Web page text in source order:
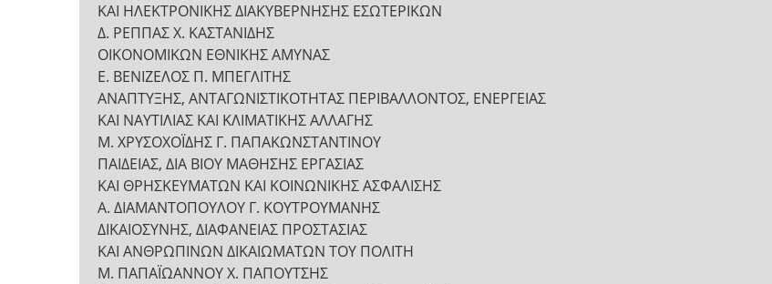
ΚΑΙ ΗΛΕΚΤΡΟΝΙΚΗΣ ΔΙΑΚΥΒΕΡΝΗΣΗΣ ΕΣΩΤΕΡΙΚΩΝ
Δ. ΡΕΠΠΑΣ Χ. ΚΑΣΤΑΝΙΔΗΣ
ΟΙΚΟΝΟΜΙΚΩΝ ΕΘΝΙΚΗΣ ΑΜΥΝΑΣ
Ε. ΒΕΝΙΖΕΛΟΣ Π. ΜΠΕΓΛΙΤΗΣ
ΑΝΑΠΤΥΞΗΣ, ΑΝΤΑΓΩΝΙΣΤΙΚΟΤΗΤΑΣ ΠΕΡΙΒΑΛΛΟΝΤΟΣ, ΕΝΕΡΓΕΙΑΣ
ΚΑΙ ΝΑΥΤΙΛΙΑΣ ΚΑΙ ΚΛΙΜΑΤΙΚΗΣ ΑΛΛΑΓΗΣ
Μ. ΧΡΥΣΟΧΟΪΔΗΣ Γ. ΠΑΠΑΚΩΝΣΤΑΝΤΙΝΟΥ
ΠΑΙΔΕΙΑΣ, ΔΙΑ ΒΙΟΥ ΜΑΘΗΣΗΣ ΕΡΓΑΣΙΑΣ
ΚΑΙ ΘΡΗΣΚΕΥΜΑΤΩΝ ΚΑΙ ΚΟΙΝΩΝΙΚΗΣ ΑΣΦΑΛΙΣΗΣ
Α. ΔΙΑΜΑΝΤΟΠΟΥΛΟΥ Γ. ΚΟΥΤΡΟΥΜΑΝΗΣ
ΔΙΚΑΙΟΣΥΝΗΣ, ΔΙΑΦΑΝΕΙΑΣ ΠΡΟΣΤΑΣΙΑΣ
ΚΑΙ ΑΝΘΡΩΠΙΝΩΝ ΔΙΚΑΙΩΜΑΤΩΝ ΤΟΥ ΠΟΛΙΤΗ
Μ. ΠΑΠΑΪΩΑΝΝΟΥ Χ. ΠΑΠΟΥΤΣΗΣ